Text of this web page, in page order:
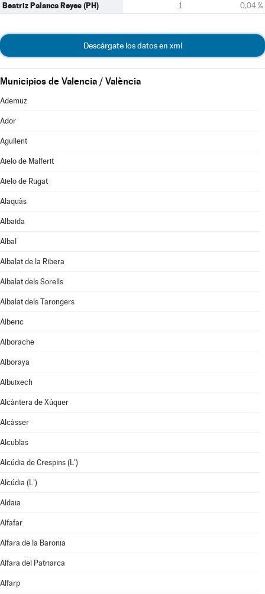
Beatriz Palanca Reyes (PH) 1 0,04 %
Descárgate los datos en xml
Municipios de Valencia / València
Ademuz
Ador
Agullent
Aielo de Malferit
Aielo de Rugat
Alaquàs
Albaida
Albal
Albalat de la Ribera
Albalat dels Sorells
Albalat dels Tarongers
Alberic
Alborache
Alboraya
Albuixech
Alcàntera de Xúquer
Alcàsser
Alcublas
Alcúdia de Crespins (L')
Alcúdia (L')
Aldaia
Alfafar
Alfara de la Baronia
Alfara del Patriarca
Alfarp